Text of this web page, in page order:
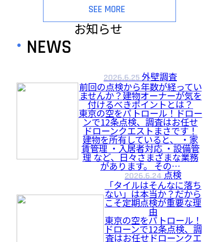
SEE MORE
NEWS
お知らせ
2026.6.25 外壁調査
前回の点検から年数が経ってい
ませんか？建物オーナーが気を
付けるべきポイントとは？
東京の空をパトロール！ドロー
ンで12条点検、調査はお任せ
ドローンクエストまさです！
建物を所有していると、 ・家
賃管理 ・入居者対応 ・設備管
理 など、日々さまざまな業務
があります。 その…
2026.6.24 点検
「タイルはそんなに落ち
ない」は本当か？だから
こそ定期点検が重要な理
由
東京の空をパトロール！
ドローンで12条点検、調
査はお任せドローンクエ